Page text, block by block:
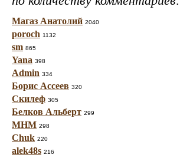
Магаз Анатолий 2040
poroch 1132
sm 865
Yana 398
Admin 334
Борис Ассеев 320
Скилеф 305
Белков Альберт 299
МНМ 298
Chuk 220
alek48s 216